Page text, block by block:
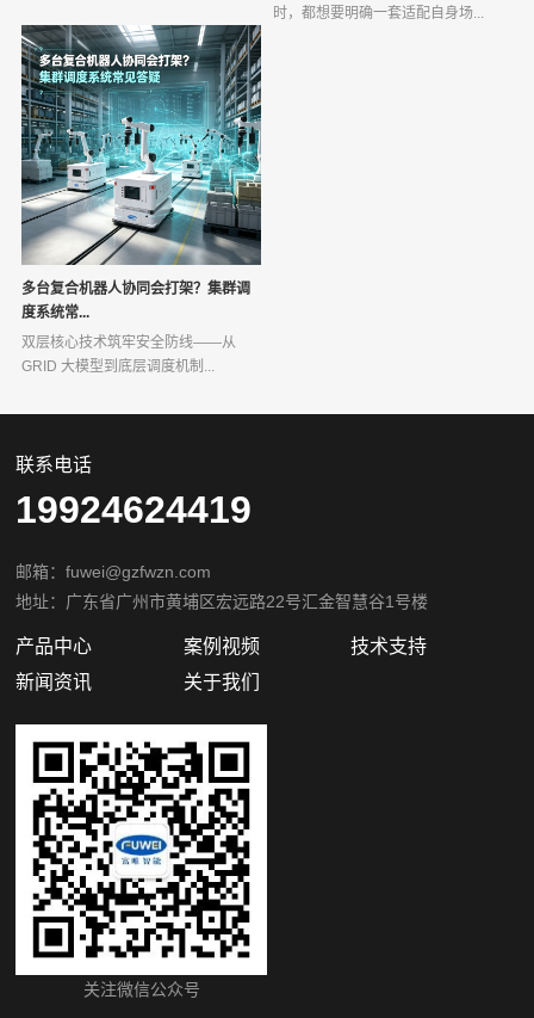
时，都想要明确一套适配自身场...
多台复合机器人协同会打架？集群调
度系统常...
双层核心技术筑牢安全防线——从
GRID 大模型到底层调度机制...
联系电话
19924624419
邮箱：fuwei@gzfwzn.com
地址：广东省广州市黄埔区宏远路22号汇金智慧谷1号楼
产品中心 案例视频
技术支持
新闻资讯
关于我们
关注微信公众号